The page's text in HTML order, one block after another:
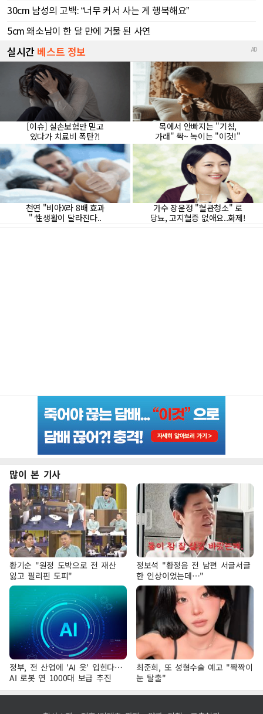
많이 본 기사
황기순 "원정 도박으로 전 재산
잃고 필리핀 도피"
정보석 "황정음 전 남편 서글서글
한 인상이었는데…"
정부, 전 산업에 'AI 옷' 입힌다…
AI 로봇 연 1000대 보급 추진
최준희, 또 성형수술 예고 "짝짝이
눈 탈출"